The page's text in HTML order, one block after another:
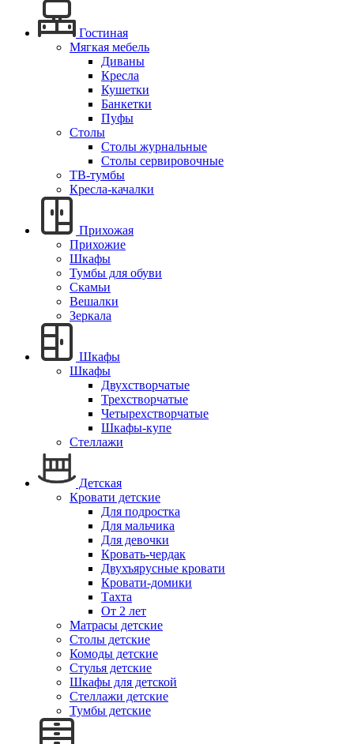
Гостиная
Мягкая мебель
Диваны
Кресла
Кушетки
Банкетки
Пуфы
Столы
Столы журнальные
Столы сервировочные
ТВ-тумбы
Кресла-качалки
Прихожая
Прихожие
Шкафы
Тумбы для обуви
Скамьи
Вешалки
Зеркала
Шкафы
Шкафы
Двухстворчатые
Трехстворчатые
Четырехстворчатые
Шкафы-купе
Стеллажи
Детская
Кровати детские
Для подростка
Для мальчика
Для девочки
Кровать-чердак
Двухъярусные кровати
Кровати-домики
Тахта
От 2 лет
Матрасы детские
Столы детские
Комоды детские
Стулья детские
Шкафы для детской
Стеллажи детские
Тумбы детские